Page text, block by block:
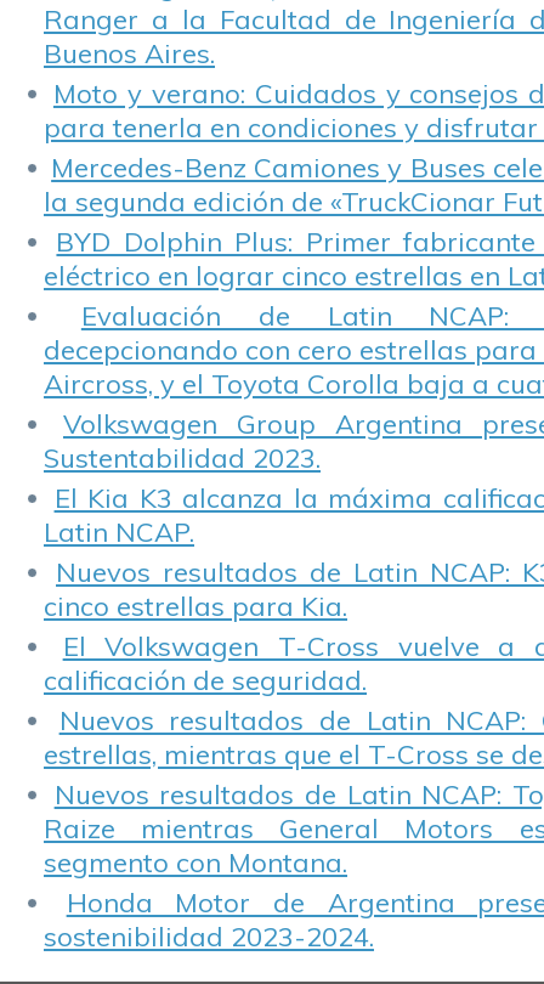
Ranger a la Facultad de Ingeniería
Buenos Aires.
Moto y verano: Cuidados y consejos
para tenerla en condiciones y disfrutar
Mercedes-Benz Camiones y Buses
la segunda edición de «TruckCionar
BYD Dolphin Plus: Primer
eléctrico en lograr cinco estrellas en
Evaluación de Latin NCAP:
decepcionando con cero estrellas para
Aircross, y el Toyota Corolla baja a
Volkswagen Group Argentina
Sustentabilidad 2023.
El Kia K3 alcanza la máxima
Latin NCAP.
Nuevos resultados de Latin NCAP:
cinco estrellas para Kia.
El Volkswagen T-Cross vuelve a
calificación de seguridad.
Nuevos resultados de Latin NCAP:
estrellas, mientras que el T-Cross se
Nuevos resultados de Latin NCAP:
Raize mientras General Motors
segmento con Montana.
Honda Motor de Argentina
sostenibilidad 2023-2024.